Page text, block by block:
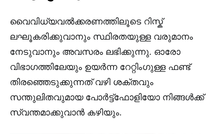
വൈവിധ്യവൽക്കരണത്തിലൂടെ റിസ്ക്
ലഘൂകരിക്കുവാനും സ്ഥിരതയുള്ള വരുമാനം
നേടുവാനും അവസരം ലഭിക്കുന്നു. ഓരോ
വിഭാഗത്തിലേയും ഉയർന്ന റേറ്റിംഗുള്ള ഫണ്ട്
തിരഞ്ഞെടുക്കുന്നത് വഴി ശക്തവും
സന്തുലിതവുമായ പോർട്ട്ഫോളിയോ നിങ്ങൾക്ക്
സ്വന്തമാക്കുവാൻ കഴിയും.